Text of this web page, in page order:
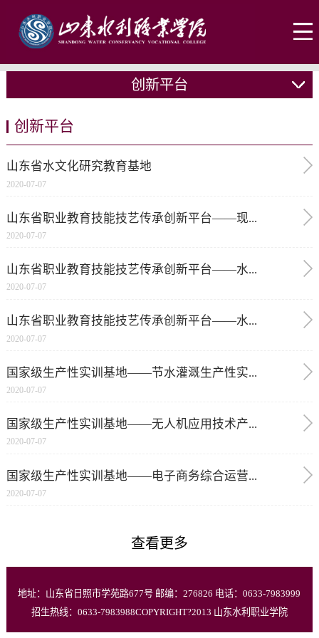
创新平台
创新平台
山东省水文化研究教育基地
2020-07-07
山东省职业教育技能技艺传承创新平台——现...
2020-07-07
山东省职业教育技能技艺传承创新平台——水...
2020-07-07
山东省职业教育技能技艺传承创新平台——水...
2020-07-07
国家级生产性实训基地——节水灌溉生产性实...
2020-07-07
国家级生产性实训基地——无人机应用技术产...
2020-07-07
国家级生产性实训基地——电子商务综合运营...
2020-07-07
查看更多
地址：山东省日照市学苑路677号 邮编：276826 电话：0633-7983999
招生热线：0633-7983988COPYRIGHT?2013 山东水利职业学院